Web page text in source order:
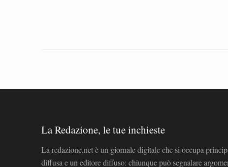
La Redazione, le tue inchieste
La redazione.net è un giornale digitale che si occupa
diffusa e un editore diffuso: chiunque può segnalare